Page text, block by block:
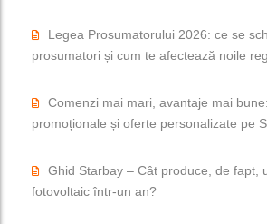
Legea Prosumatorului 2026: ce se
prosumatori și cum te afectează noile
Comenzi mai mari, avantaje mai
promoționale și oferte personalizate pe
Ghid Starbay – Cât produce, de fapt,
fotovoltaic într-un an?